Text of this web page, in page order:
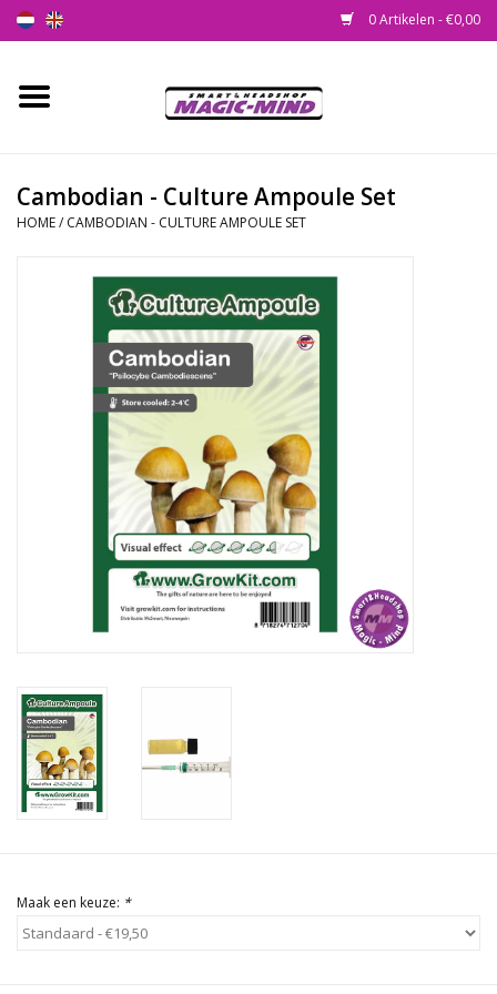
0 Artikelen - €0,00
Home
Smartshop
Health Supplies
Rituals & Wierook
Cambodian - Culture Ampoule Set
HOME/ CAMBODIAN - CULTURE AMPOULE SET
Maak een keuze: *